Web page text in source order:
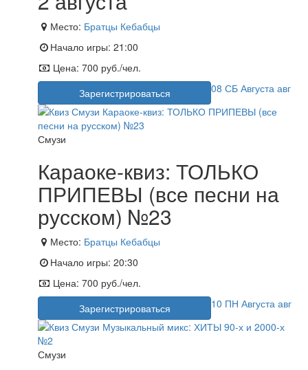
Место: Братцы Кебабцы
Начало игры: 21:00
Цена: 700 руб./чел.
Зарегистрироваться
08 СБ Августа авг
Смузи
Караоке-квиз: ТОЛЬКО
ПРИПЕВЫ (все песни на
русском) №23
Место: Братцы Кебабцы
Начало игры: 20:30
Цена: 700 руб./чел.
Зарегистрироваться
10 ПН Августа авг
Смузи